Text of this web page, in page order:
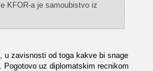
KFOR-a je samoubistvo iz
u zavisnosti od toga kakve bi snage
Pogotovo uz diplomatskim recnikom